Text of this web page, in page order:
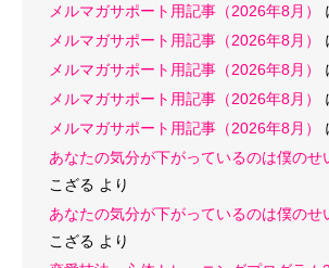
メルマガサポート用記事（2026年8月）
メルマガサポート用記事（2026年8月）
メルマガサポート用記事（2026年8月）
メルマガサポート用記事（2026年8月）
メルマガサポート用記事（2026年8月）
あなたの気分が下がっているのは僕のせ
こざる より
あなたの気分が下がっているのは僕のせ
こざる より